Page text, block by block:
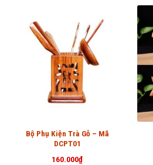
Bộ Phụ Kiện Trà Gỗ – Mã
DCPT01
160.000₫